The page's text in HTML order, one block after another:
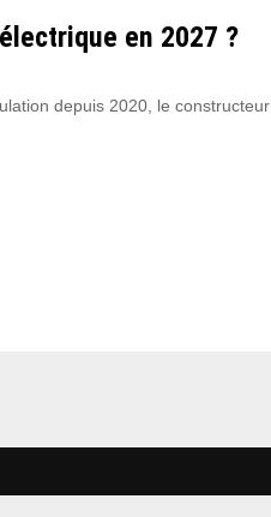
en 2027 ?
depuis 2020, le constructeur